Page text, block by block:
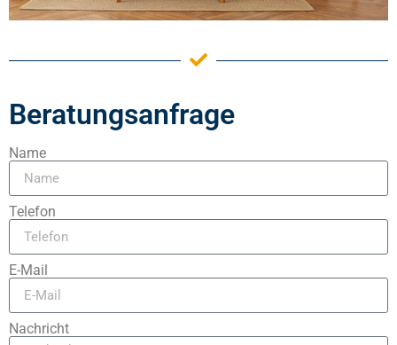
Beratungsanfrage
Name
Telefon
E-Mail
Nachricht